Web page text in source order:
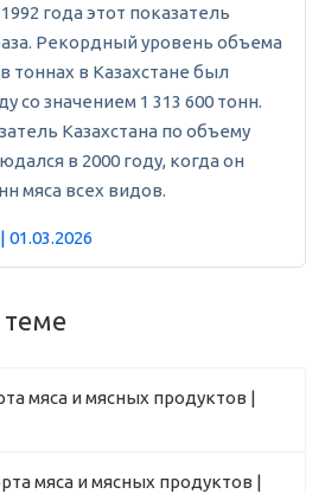
года этот показатель
Рекордный уровень объема
тоннах в Казахстане был
со значением 1 313 600 тонн.
Казахстана по объему
в 2000 году, когда он
мяса всех видов.
теме
мяса и мясных продуктов |
мяса и мясных продуктов |